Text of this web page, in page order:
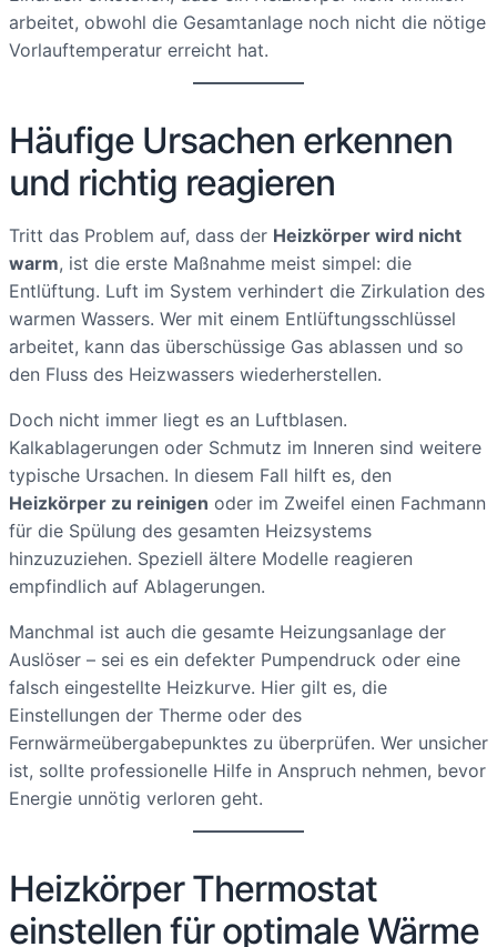
arbeitet, obwohl die Gesamtanlage noch nicht die nötige
Vorlauftemperatur erreicht hat.
Häufige Ursachen erkennen
und richtig reagieren
Tritt das Problem auf, dass der Heizkörper wird nicht
warm, ist die erste Maßnahme meist simpel: die
Entlüftung. Luft im System verhindert die Zirkulation des
warmen Wassers. Wer mit einem Entlüftungsschlüssel
arbeitet, kann das überschüssige Gas ablassen und so
den Fluss des Heizwassers wiederherstellen.
Doch nicht immer liegt es an Luftblasen.
Kalkablagerungen oder Schmutz im Inneren sind weitere
typische Ursachen. In diesem Fall hilft es, den
Heizkörper zu reinigen oder im Zweifel einen Fachmann
für die Spülung des gesamten Heizsystems
hinzuzuziehen. Speziell ältere Modelle reagieren
empfindlich auf Ablagerungen.
Manchmal ist auch die gesamte Heizungsanlage der
Auslöser – sei es ein defekter Pumpendruck oder eine
falsch eingestellte Heizkurve. Hier gilt es, die
Einstellungen der Therme oder des
Fernwärmeübergabepunktes zu überprüfen. Wer unsicher
ist, sollte professionelle Hilfe in Anspruch nehmen, bevor
Energie unnötig verloren geht.
Heizkörper Thermostat
einstellen für optimale Wärme